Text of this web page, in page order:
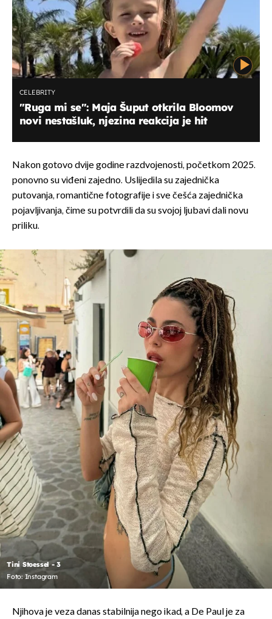
CELEBRITY
"Ruga mi se": Maja Šuput otkrila Bloomov
novi nestašluk, njezina reakcija je hit
Nakon gotovo dvije godine razdvojenosti, početkom 2025.
ponovno su viđeni zajedno. Uslijedila su zajednička
putovanja, romantične fotografije i sve češća zajednička
pojavljivanja, čime su potvrdili da su svojoj ljubavi dali novu
priliku.
Tini Stoessel - 3
Foto: Instagram
Njihova je veza danas stabilnija nego ikad, a De Paul je za